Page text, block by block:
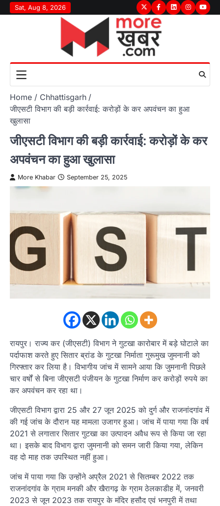
Skip
to
Sat, Aug 8, 2026 TwitterFacebook
LinkedInInstagram
Home
Chhattisgarh
जीएसटी विभाग की बड़ी कार्रवाई: करोड़ों के कर अपवंचन का हुआ
खुलासा
जीएसटी विभाग की बड़ी कार्रवाई: करोड़ों के कर
अपवंचन का हुआ खुलासा
More Khabar September 25, 2025
रायपुर। राज्य कर (जीएसटी) विभाग ने गुटखा कारोबार में बड़े घोटाले का
पर्दाफाश करते हुए सितार ब्रांड के गुटखा निर्माता गुरूमुख जुमनानी को
गिरफ्तार कर लिया है। विभागीय जांच में सामने आया कि जुमनानी पिछले
चार वर्षों से बिना जीएसटी पंजीयन के गुटखा निर्माण कर करोड़ों रुपये का
कर अपवंचन कर रहा था।
जीएसटी विभाग द्वारा 25 और 27 जून 2025 को दुर्ग और राजनांदगांव में
की गई जांच के दौरान यह मामला उजागर हुआ। जांच में पाया गया कि वर्ष
2021 से लगातार सितार गुटखा का उत्पादन अवैध रूप से किया जा रहा
था। इसके बाद विभाग द्वारा जुमनानी को समन जारी किया गया, लेकिन
वह दो माह तक उपस्थित नहीं हुआ।
जांच में पाया गया कि उन्होंने अप्रैल 2021 से सितम्बर 2022 तक
राजनांदगांव के ग्राम मनकी और खैरागढ़ के ग्राम ठेलकाडीह में, जनवरी
2023 से जून 2023 तक रायपुर के मंदिर हसौद एवं भनपुरी में तथा